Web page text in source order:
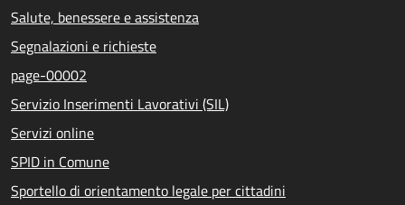
Salute, benessere e assistenza
Segnalazioni e richieste
page-00002
Servizio Inserimenti Lavorativi (SIL)
Servizi online
SPID in Comune
Sportello di orientamento legale per cittadini